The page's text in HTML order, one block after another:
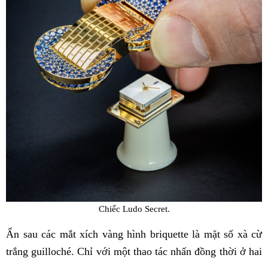
Chiếc Ludo Secret.
Ẩn sau các mắt xích vàng hình briquette là mặt số xà cừ
trắng guilloché. Chỉ với một thao tác nhấn đồng thời ở hai